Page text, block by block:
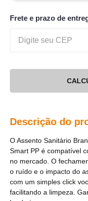
Frete e prazo de
Descrição do
O Assento Sanitário
Smart PP é compatível
no mercado. O
o ruído e o impacto do
com um simples click
facilitando a limpeza.